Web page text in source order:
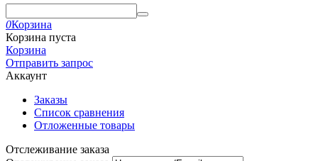
0Корзина
Корзина пуста
Корзина
Отправить запрос
Аккаунт
Заказы
Список сравнения
Отложенные товары
Отслеживание заказа